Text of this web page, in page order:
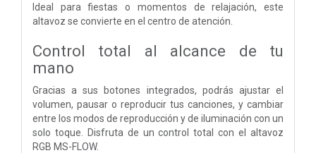
Ideal para fiestas o momentos de relajación, este
altavoz se convierte en el centro de atención.
Control total al alcance de tu
mano
Gracias a sus botones integrados, podrás ajustar el
volumen, pausar o reproducir tus canciones, y cambiar
entre los modos de reproducción y de iluminación con un
solo toque. Disfruta de un control total con el altavoz
RGB MS-FLOW.